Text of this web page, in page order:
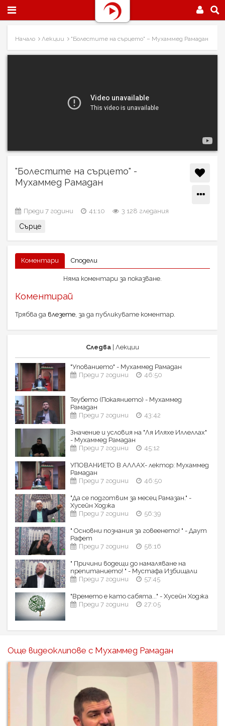
Начало Лекции "Болестите на сърцето" – Мухаммед Рамадан
"Болестите на сърцето" -
Мухаммед Рамадан
Преди 7 години 41:10 3 128 гледания
Сърце
Коментари Сподели
Няма коментари за показване.
Коментирай
Трябва да влезете, за да публикувате коментар.
Следва | Лекции
"Упованието" - Мухаммед Рамадан
Преди 7 години
46:50
Теубето (Покаянието) - Мухаммед
Рамадан
Преди 7 години
43:42
Значение и условия на "Ля Иляхе Иллеллах"
- Мухаммед Рамадан
Преди 7 години
45:12
УПОВАНИЕТО В АЛЛАХ- лектор: Мухаммед
Рамадан
Преди 7 години
46:50
"Да се подготвим за месец Рамазан." -
Хусейн Ходжа
Преди 7 години
56:39
" Основни познания за говеенето! " - Даут
Рафет
Преди 7 години
58:16
" Причини водещи до намаляване на
препитанието! " - Мустафа Избищали
Преди 7 години
57:45
"Времето е като сабята..." - Хусейн Ходжа
Преди 7 години
27:05
Още видеоклипове с Мухаммед Рамадан